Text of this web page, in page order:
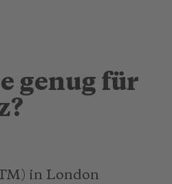
genug für
in London